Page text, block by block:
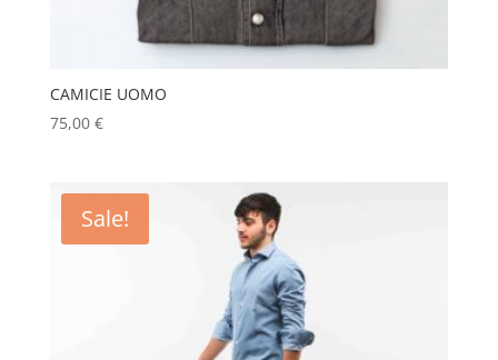
CAMICIE UOMO
75,00 €
Sale!